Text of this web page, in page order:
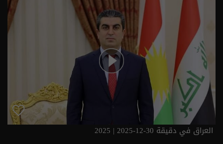
العراق في دقيقة 30-12-2025 | 2025